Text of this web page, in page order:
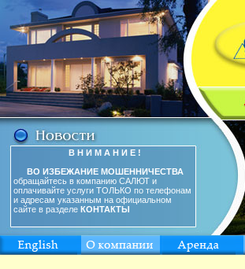
В Н И М А Н И Е !
ВО ИЗБЕЖАНИЕ МОШЕННИЧЕСТВА
обращайтесь в компанию САЛЮТ и
оплачивайте услуги ТОЛЬКО по телефонам
и адресам указанным на официальном
сайте в разделе КОНТАКТЫ